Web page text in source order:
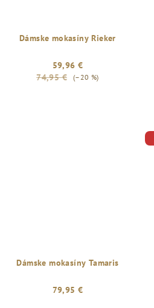
Dámske mokasíny Rieker
59,96 €
74,95 €
(–20 %)
Dámske mokasíny Tamaris
79,95 €